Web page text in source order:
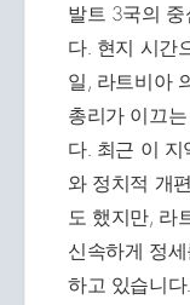
발트 3국의
다. 현지 시간
일, 라트비아
총리가 이끄
다. 최근 이
와 정치적 개
도 했지만, 라
신속하게 정
하고 있습니